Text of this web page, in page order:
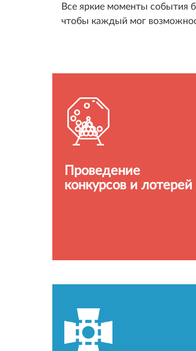
Все яркие моменты события
чтобы каждый мог
Проведение
конкурсов и лотерей